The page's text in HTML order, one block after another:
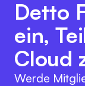
Detto
ein,
Cloud
Werde